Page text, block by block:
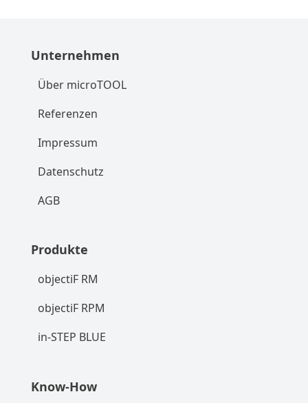
Unternehmen
Über microTOOL
Referenzen
Impressum
Datenschutz
AGB
Produkte
objectiF RM
objectiF RPM
in-STEP BLUE
Know-How